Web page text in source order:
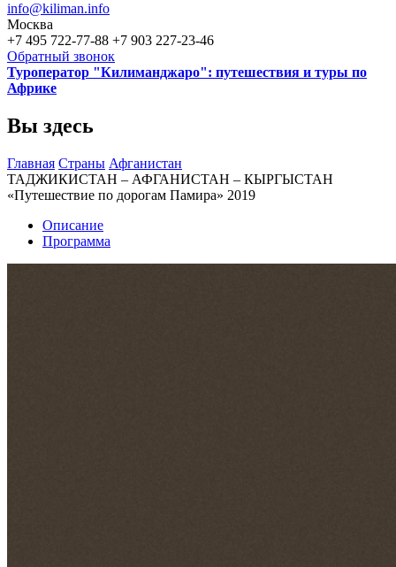
info@kiliman.info
Москва
+7 495 722-77-88 +7 903 227-23-46
Обратный звонок
Туроператор "Килиманджаро": путешествия и туры по
Африке
Вы здесь
Главная Страны Афганистан
ТАДЖИКИСТАН – АФГАНИСТАН – КЫРГЫСТАН
«Путешествие по дорогам Памира» 2019
Описание
Программа